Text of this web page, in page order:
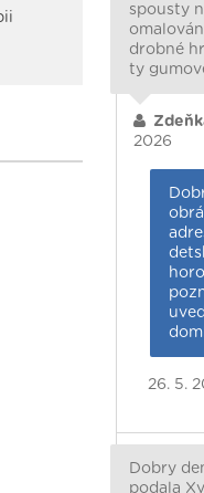
spousty
drobné
ty
2026
26. 5.
Dobry
podala